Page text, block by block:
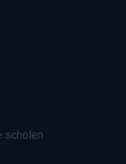
scholen